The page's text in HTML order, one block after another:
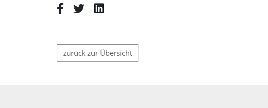
zurück zur Übersicht